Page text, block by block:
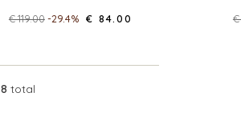
€ 119.00-29.4% € 84.00 €
8 total